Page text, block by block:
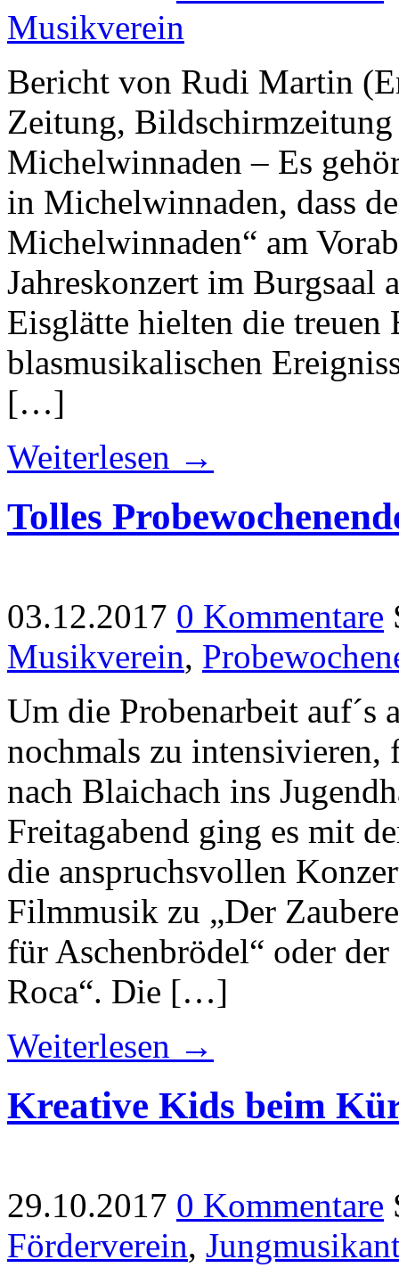
Musikverein
Bericht von Rudi Martin
Zeitung,
Michelwinnaden – Es
in Michelwinnaden, dass
Michelwinnaden“ am
Jahreskonzert im Burgsaal
Eisglätte hielten die treuen
blasmusikalischen
[…]
Weiterlesen →
Tolles
03.12.2017 0 Kommentare
Musikverein,
Um die Probenarbeit auf´s
nochmals zu intensivieren,
nach Blaichach ins
Freitagabend ging es mit
die anspruchsvollen
Filmmusik zu „Der
für Aschenbrödel“ oder
Roca“. Die […]
Weiterlesen →
Kreative Kids beim
29.10.2017 0 Kommentare
Förderverein,